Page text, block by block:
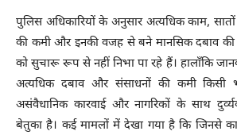
पुलिस अधिकारियों के अनुसार अत्यधिक काम,
की कमी और इनकी वजह से बने मानसिक दबाव
को सुचारू रूप से नहीं निभा पा रहे हैं। हालाँकि
अत्यधिक दबाव और संसाधनों की कमी किसी
असंवैधानिक कारवाई और नागरिकों के साथ
बेतुका है। कई मामलों में देखा गया है कि जिनसे